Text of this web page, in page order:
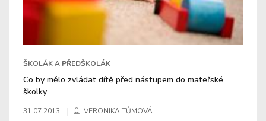
ŠKOLÁK A PŘEDŠKOLÁK
Co by mělo zvládat dítě před nástupem do mateřské
školky
31.07.2013 VERONIKA TŮMOVÁ